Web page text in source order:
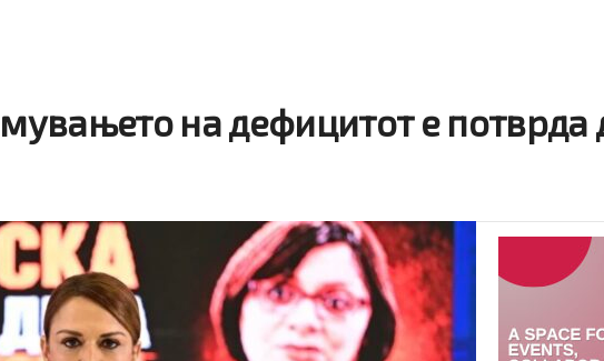
на дефицитот е потврда